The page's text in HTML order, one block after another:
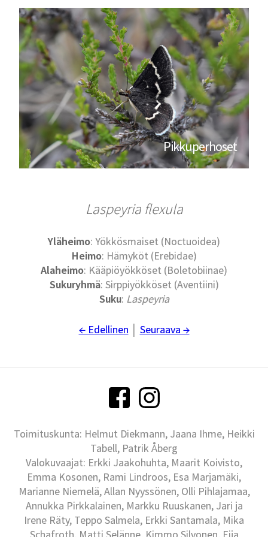
Pikkuperhoset
Laspeyria flexula
Yläheimo: Yökkösmaiset (Noctuoidea)
Heimo: Hämyköt (Erebidae)
Alaheimo: Kääpiöyökköset (Boletobiinae)
Sukuryhmä: Sirppiyökköset (Aventiini)
Suku: Laspeyria
← Edellinen Seuraava →
Toimituskunta: Helmut Diekmann, Jaana Ihme, Heikki
Tabell, Patrik Åberg
Valokuvaajat: Erkki Jaakohuhta, Maarit Koivisto,
Emma Kosonen, Rami Lindroos, Esa Marjamäki,
Marianne Niemelä, Allan Nyyssönen, Olli Pihlajamaa,
Annukka Pirkkalainen, Markku Ruuskanen, Jari ja
Irene Räty, Teppo Salmela, Erkki Santamala, Mika